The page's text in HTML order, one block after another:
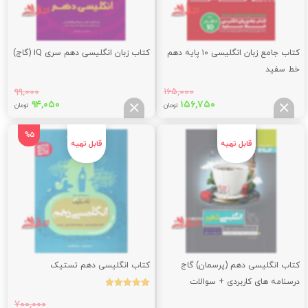
کتاب جامع زبان انگلیسی ۱۰ پایه دهم
خط سفید
۱۶۵,۰۰۰
قیمت
۱۶۵,۰۰۰
بود.
۱۵۶,۷۵۰ تومانقیمت
فعلی:
کتاب زبان انگلیسی دهم سری iQ (گاج)
۹۹,۰۰۰
قیمت
۹۹,۰۰۰
تومان
بود.
۹۴,۰۵۰ تومان
کتاب انگلیسی دهم (پرسمان) گاج
درسنامه های کاربردی + سوالات
کتاب انگلیسی دهم تستیک
۷۰۰,۰۰۰